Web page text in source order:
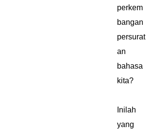
perkem
bangan
persurat
an
bahasa
kita?
Inilah
yang